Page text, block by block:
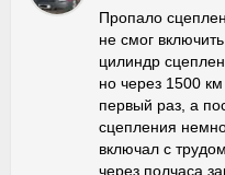
Пропало
не смог
цилиндр
но через 1500
первый раз, а
сцепления
включал с
через полчаса